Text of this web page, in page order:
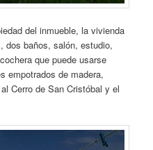
del inmueble, la vivienda
dos baños, salón, estudio,
que puede usarse
empotrados de madera,
Cerro de San Cristóbal y el